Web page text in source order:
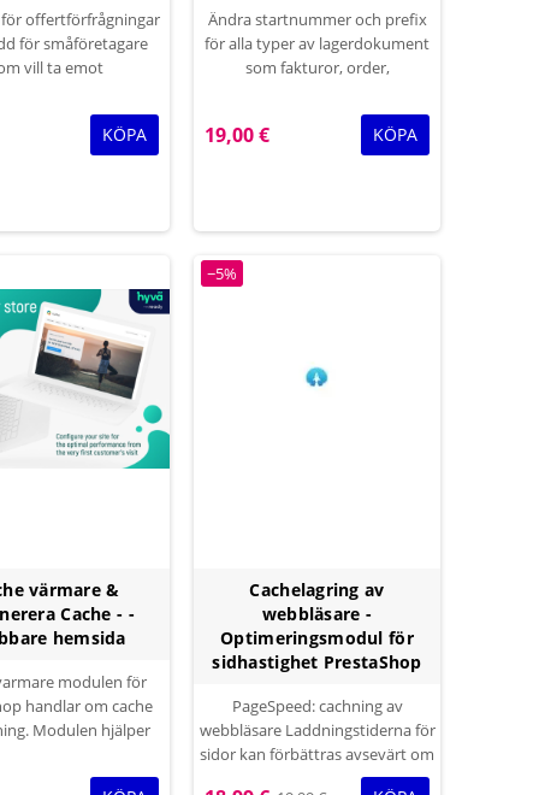
offertförfrågningar
för småföretagare
vill ta emot
från kunder. och
oss alternativ skicka
KÖPA
Ändra startnummer och prefix
för alla typer av lagerdokument
som fakturor, order,
19,00 € KÖPA
värmare &
Cache - -
hemsida
modulen för
handlar om cache
Modulen hjälper
nyskapade eller
−5%
Cachelagring av
webbläsare -
Optimeringsmodul för
sidhastighet PrestaShop
PageSpeed: cachning av
webbläsare Laddningstiderna för
sidor kan förbättras avsevärt om
man ber besökarna att spara